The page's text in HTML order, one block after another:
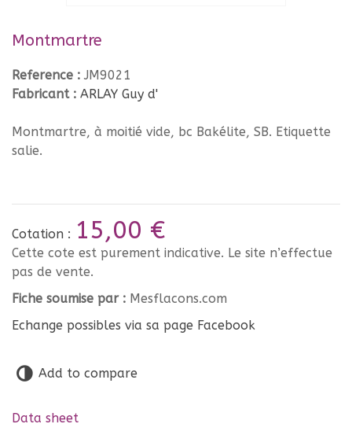
Montmartre
Reference : JM9021
Fabricant : ARLAY Guy d'
Montmartre, à moitié vide, bc Bakélite, SB. Etiquette
salie.
Cotation : 15,00 €
Cette cote est purement indicative. Le site n’effectue
pas de vente.
Fiche soumise par : Mesflacons.com
Echange possibles via sa page Facebook
Add to compare
Data sheet